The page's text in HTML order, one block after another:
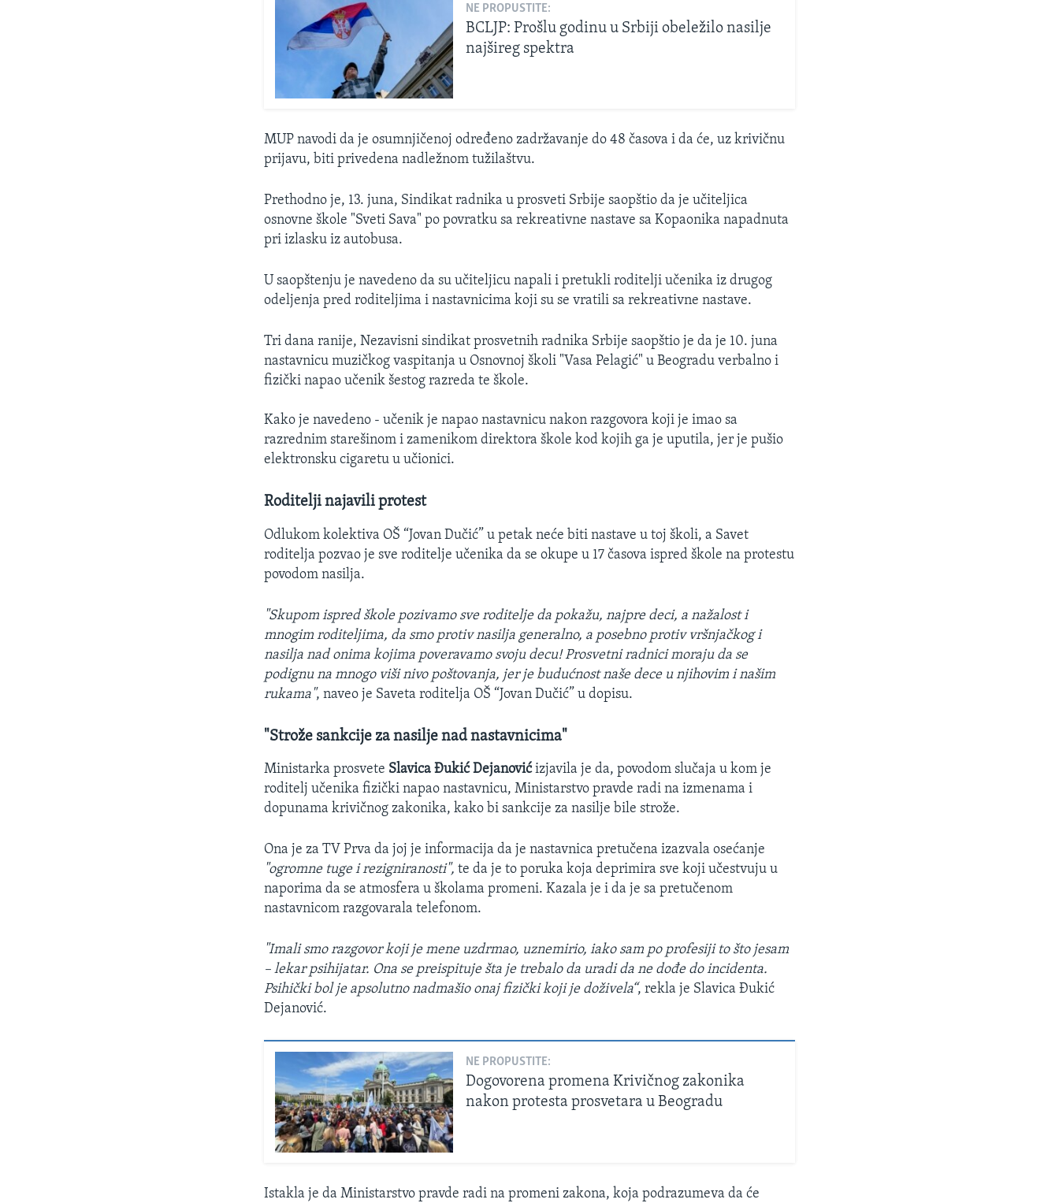
NE PROPUSTITE:
BCLJP: Prošlu godinu u Srbiji obeležilo nasilje
najšireg spektra
MUP navodi da je osumnjičenoj određeno zadržavanje do 48 časova i da će, uz krivičnu
prijavu, biti privedena nadležnom tužilaštvu.
Prethodno je, 13. juna, Sindikat radnika u prosveti Srbije saopštio da je učiteljica
osnovne škole "Sveti Sava" po povratku sa rekreativne nastave sa Kopaonika napadnuta
pri izlasku iz autobusa.
U saopštenju je navedeno da su učiteljicu napali i pretukli roditelji učenika iz drugog
odeljenja pred roditeljima i nastavnicima koji su se vratili sa rekreativne nastave.
Tri dana ranije, Nezavisni sindikat prosvetnih radnika Srbije saopštio je da je 10. juna
nastavnicu muzičkog vaspitanja u Osnovnoj školi "Vasa Pelagić" u Beogradu verbalno i
fizički napao učenik šestog razreda te škole.
Kako je navedeno - učenik je napao nastavnicu nakon razgovora koji je imao sa
razrednim starešinom i zamenikom direktora škole kod kojih ga je uputila, jer je pušio
elektronsku cigaretu u učionici.
Roditelji najavili protest
Odlukom kolektiva OŠ “Jovan Dučić” u petak neće biti nastave u toj školi, a Savet
roditelja pozvao je sve roditelje učenika da se okupe u 17 časova ispred škole na protestu
povodom nasilja.
"Skupom ispred škole pozivamo sve roditelje da pokažu, najpre deci, a nažalost i
mnogim roditeljima, da smo protiv nasilja generalno, a posebno protiv vršnjačkog i
nasilja nad onima kojima poveravamo svoju decu! Prosvetni radnici moraju da se
podignu na mnogo viši nivo poštovanja, jer je budućnost naše dece u njihovim i našim
rukama", naveo je Saveta roditelja OŠ “Jovan Dučić” u dopisu.
"Strože sankcije za nasilje nad nastavnicima"
Ministarka prosvete Slavica Đukić Dejanovićizjavila je da, povodom slučaja u kom je
roditelj učenika fizički napao nastavnicu, Ministarstvo pravde radi na izmenama i
dopunama krivičnog zakonika, kako bi sankcije za nasilje bile strože.
Ona je za TV Prva da joj je informacija da je nastavnica pretučena izazvala osećanje
"ogromne tuge i rezigniranosti", te da je to poruka koja deprimira sve koji učestvuju u
naporima da se atmosfera u školama promeni. Kazala je i da je sa pretučenom
nastavnicom razgovarala telefonom.
"Imali smo razgovor koji je mene uzdrmao, uznemirio, iako sam po profesiji to što jesam
– lekar psihijatar. Ona se preispituje šta je trebalo da uradi da ne dođe do incidenta.
Psihički bol je apsolutno nadmašio onaj fizički koji je doživela“, rekla je Slavica Đukić
Dejanović.
NE PROPUSTITE:
Dogovorena promena Krivičnog zakonika
nakon protesta prosvetara u Beogradu
Istakla je da Ministarstvo pravde radi na promeni zakona, koja podrazumeva da će